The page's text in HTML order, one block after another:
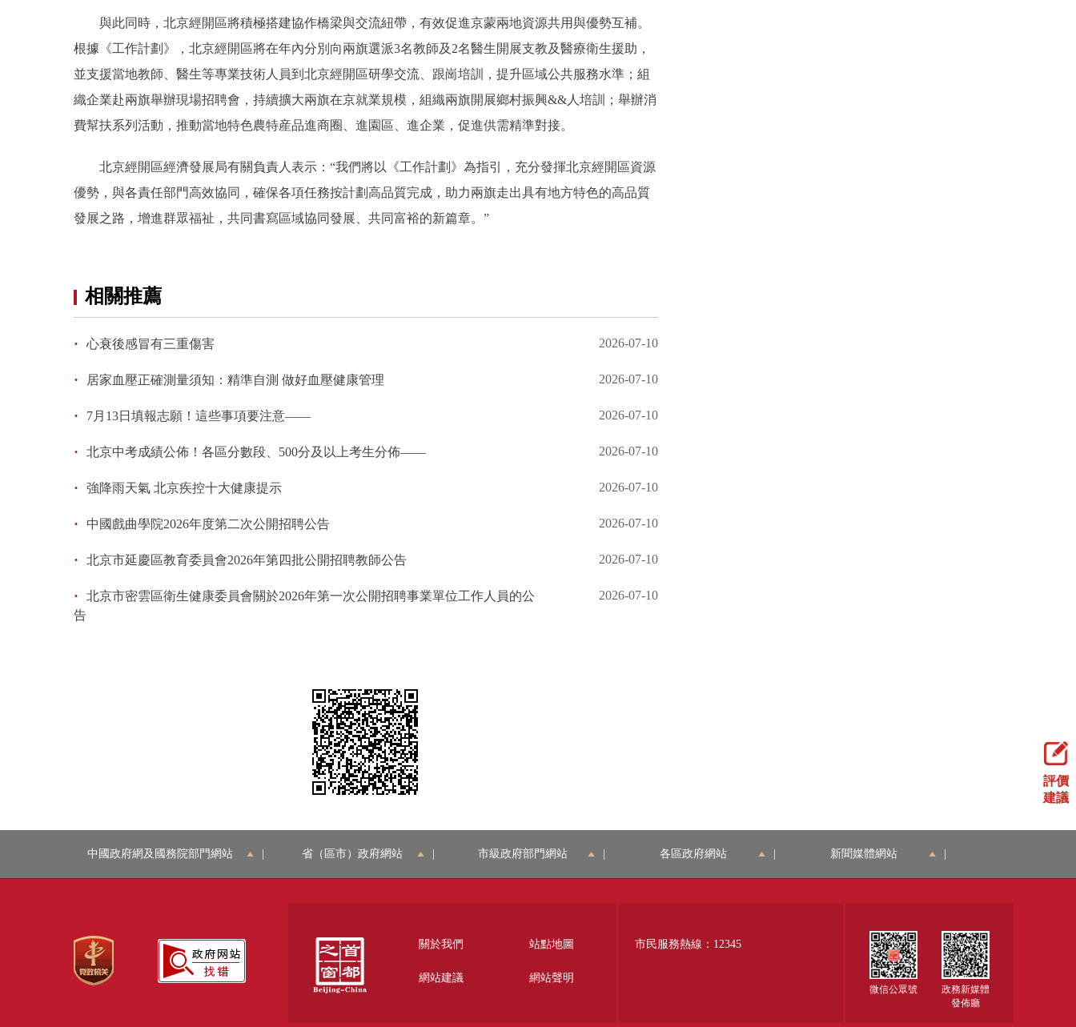
與此同時，北京經開區將積極搭建協作橋梁與交流紐帶，有效促進京蒙兩地資源共用與優勢互補。
根據《工作計劃》，北京經開區將在年內分別向兩旗選派3名教師及2名醫生開展支教及醫療衛生援助，
並支援當地教師、醫生等專業技術人員到北京經開區研學交流、跟崗培訓，提升區域公共服務水準；組
織企業赴兩旗舉辦現場招聘會，持續擴大兩旗在京就業規模，組織兩旗開展鄉村振興&&人培訓；舉辦消
費幫扶系列活動，推動當地特色農特産品進商圈、進園區、進企業，促進供需精準對接。
北京經開區經濟發展局有關負責人表示：“我們將以《工作計劃》為指引，充分發揮北京經開區資源
優勢，與各責任部門高效協同，確保各項任務按計劃高品質完成，助力兩旗走出具有地方特色的高品質
發展之路，增進群眾福祉，共同書寫區域協同發展、共同富裕的新篇章。”
相關推薦
· 心衰後感冒有三重傷害 2026-07-10
· 居家血壓正確測量須知：精準自測 做好血壓健康管理 2026-07-10
· 7月13日填報志願！這些事項要注意—— 2026-07-10
· 北京中考成績公佈！各區分數段、500分及以上考生分佈—— 2026-07-10
· 強降雨天氣 北京疾控十大健康提示 2026-07-10
· 中國戲曲學院2026年度第二次公開招聘公告 2026-07-10
· 北京市延慶區教育委員會2026年第四批公開招聘教師公告 2026-07-10
·
北京市密雲區衛生健康委員會關於2026年第一次公開招聘事業單位工作人員的公
告
2026-07-10
評價
建議
中國政府網及國務院部門網站 省（區市）政府網站 市級政府部門網站 各區政府網站 新聞媒體網站
關於我們 站點地圖
網站建議 網站聲明
市民服務熱線：12345
微信公眾號
政務新媒體
發佈廳